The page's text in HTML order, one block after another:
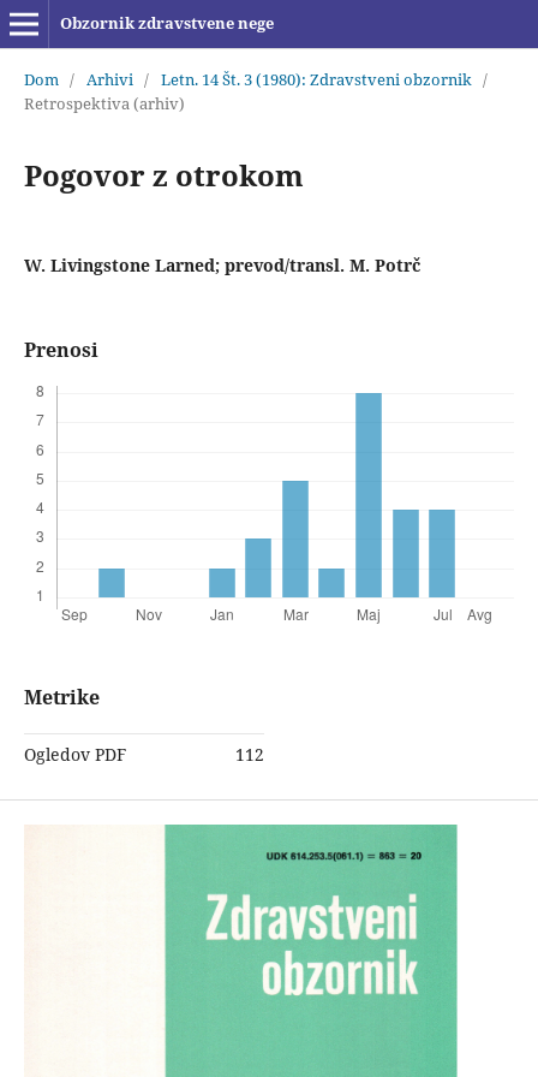
Obzornik zdravstvene nege
Dom / Arhivi / Letn. 14 Št. 3 (1980): Zdravstveni obzornik /
Retrospektiva (arhiv)
Pogovor z otrokom
W. Livingstone Larned; prevod/transl. M. Potrč
Prenosi
Metrike
Ogledov PDF 112